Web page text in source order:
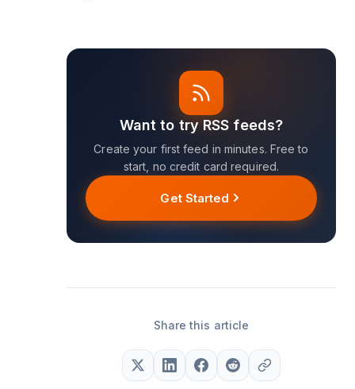
Want to try RSS feeds?
Create your first feed in minutes. Free to
start, no credit card required.
Get Started
Share this article